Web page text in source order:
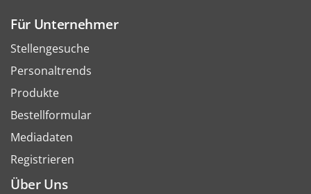
Für Unternehmer
Stellengesuche
Personaltrends
Produkte
Bestellformular
Mediadaten
Registrieren
Über Uns